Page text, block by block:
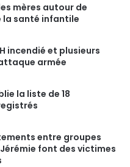
mères autour de
la santé infantile
incendié et plusieurs
armée
la liste de 18
entre groupes
font des victimes